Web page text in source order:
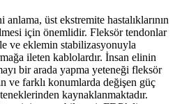
üst ekstremite hastalıklarının
için önemlidir. Fleksör tendonlar
ve eklemin stabilizasyonuyla
ileten kablolardır. İnsan elinin
bir arada yapma yeteneği fleksör
ve farklı konumlarda değişen güç
kaynaklanmaktadır.